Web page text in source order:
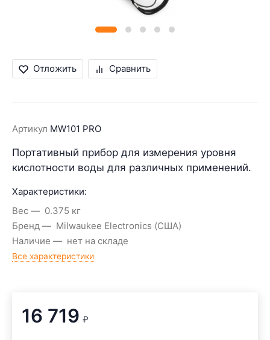
Отложить Сравнить
Артикул MW101 PRO
Портативный прибор для измерения уровня
кислотности воды для различных применений.
Характеристики:
Вес
0.375 кг
Бренд
Milwaukee Electronics (США)
Наличие
нет на складе
Все характеристики
16 719 ₽